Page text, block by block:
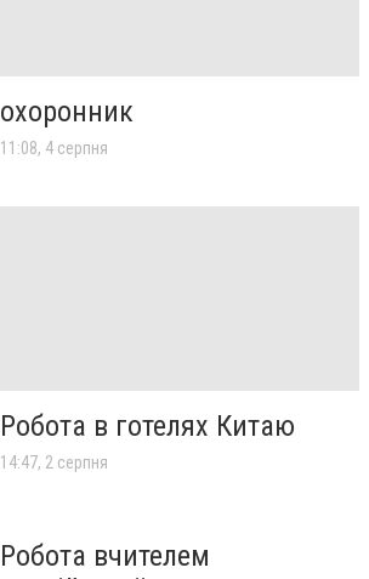
охоронник
11:08, 4 серпня
Робота в готелях Китаю
14:47, 2 серпня
Робота вчителем